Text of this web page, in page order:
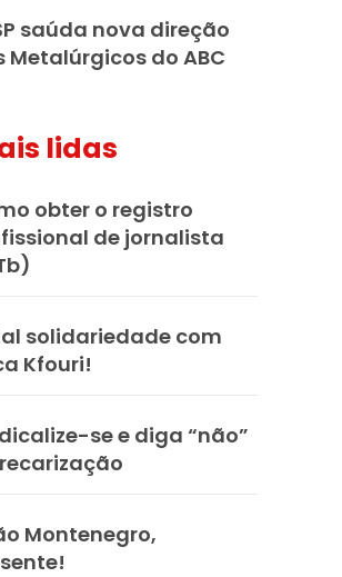
saúda nova direção
Metalúrgicos do ABC
lidas
obter o registro
de jornalista
solidariedade com
Kfouri!
se e diga “não”
Montenegro,